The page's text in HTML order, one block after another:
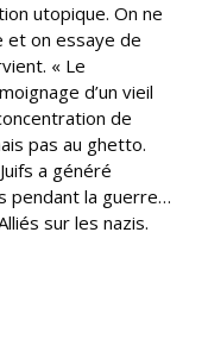
utopique. On ne
et on essaye de
« Le
d’un vieil
de
pas au ghetto.
a généré
pendant la guerre…
sur les nazis.